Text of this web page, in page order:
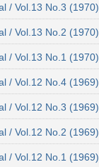
/ Vol.13 No.3 (1970)
/ Vol.13 No.2 (1970)
/ Vol.13 No.1 (1970)
/ Vol.12 No.4 (1969)
/ Vol.12 No.3 (1969)
/ Vol.12 No.2 (1969)
/ Vol.12 No.1 (1969)